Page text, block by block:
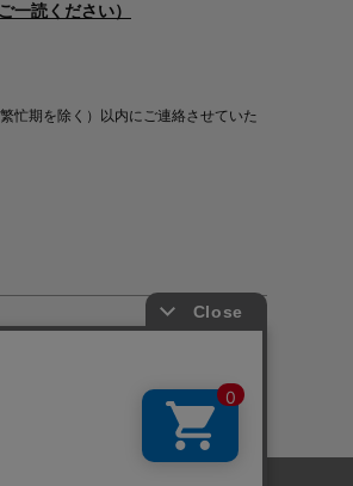
一読ください）
忙期を除く）以内にご連絡させていた